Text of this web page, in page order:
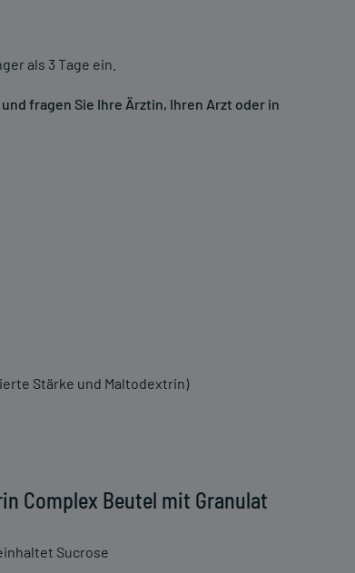
als 3 Tage ein.
fragen Sie Ihre Ärztin, Ihren Arzt oder in
Stärke und Maltodextrin)
Complex Beutel mit Granulat
Sucrose